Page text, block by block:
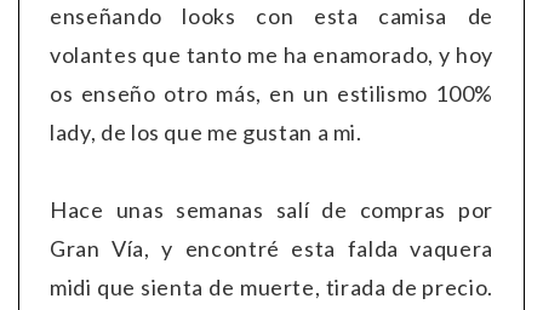
enseñando looks con esta camisa de
volantes que tanto me ha enamorado, y hoy
os enseño otro más, en un estilismo 100%
lady, de los que me gustan a mi.
Hace unas semanas salí de compras por
Gran Vía, y encontré esta falda vaquera
midi que sienta de muerte, tirada de precio.